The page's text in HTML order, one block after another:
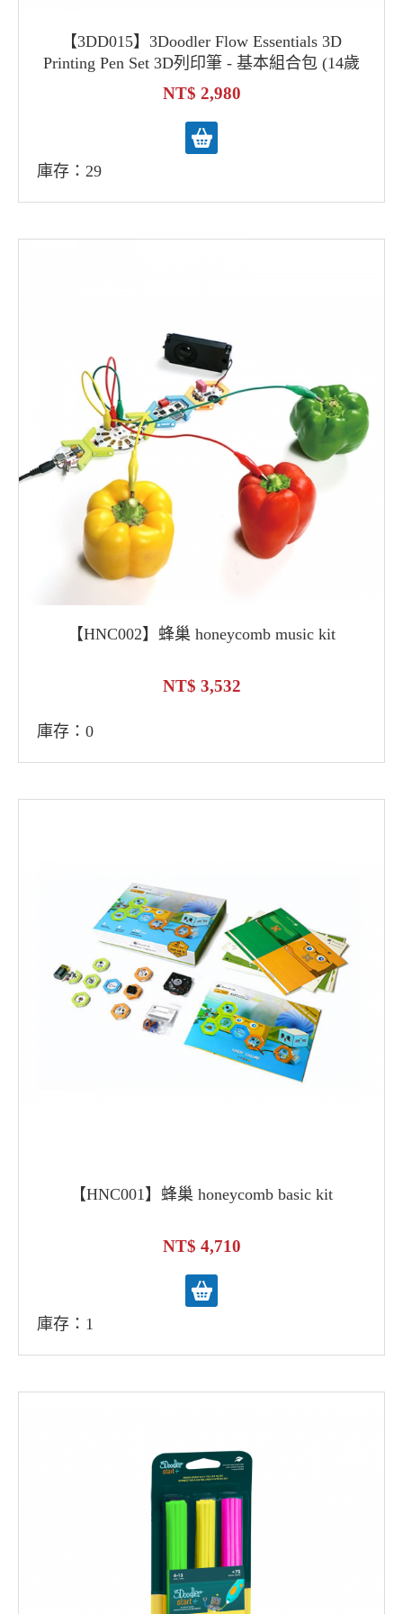
【3DD015】3Doodler Flow Essentials 3D
Printing Pen Set 3D列印筆 - 基本組合包 (14歲
以上) 3D列印筆 3D創意設計 maker DIY體驗
2,980
庫存：29
【HNC002】蜂巢 honeycomb music kit
3,532
庫存：0
【HNC001】蜂巢 honeycomb basic kit
4,710
庫存：1